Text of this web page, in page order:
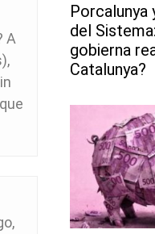
A
Porcalunya
del
gobierna
Catalunya?